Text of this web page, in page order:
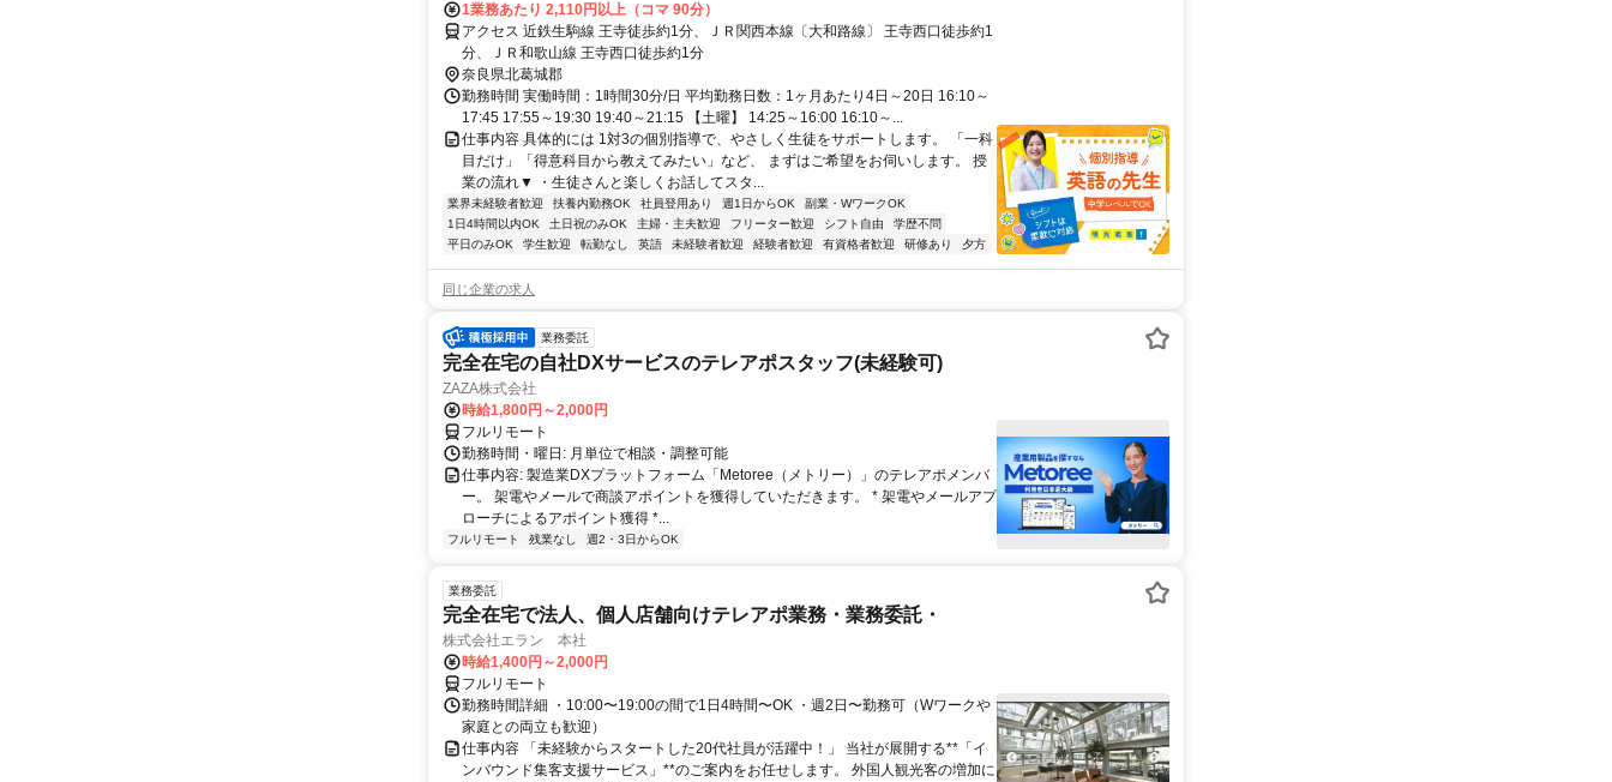
1業務あたり 2,110円以上（コマ 90分）
アクセス 近鉄生駒線 王寺徒歩約1分、ＪＲ関西本線〔大和路線〕 王寺西口徒歩約1
分、ＪＲ和歌山線 王寺西口徒歩約1分
奈良県北葛城郡
勤務時間 実働時間：1時間30分/日 平均勤務日数：1ヶ月あたり4日～20日 16:10～
17:45 17:55～19:30 19:40～21:15 【土曜】 14:25～16:00 16:10～...
仕事内容 具体的には 1対3の個別指導で、やさしく生徒をサポートします。 「一科
目だけ」「得意科目から教えてみたい」など、 まずはご希望をお伺いします。 授
業の流れ▼ ・生徒さんと楽しくお話してスタ...
業界未経験者歓迎 扶養内勤務OK 社員登用あり 週1日からOK
副業・WワークOK
1日4時間以内OK
土日祝のみOK 主婦・主夫歓迎 フリーター歓迎 シフト自由
学歴不問
平日のみOK
学生歓迎 転勤なし 英語 未経験者歓迎 経験者歓迎 有資格者歓迎 研修あり 夕方
同じ企業の求人
業務委託
完全在宅の自社DXサービスのテレアポスタッフ(未経験可)
ZAZA株式会社
時給1,800円～2,000円
フルリモート
勤務時間・曜日: 月単位で相談・調整可能
仕事内容: 製造業DXプラットフォーム「Metoree（メトリー）」のテレアポメンバ
ー。 架電やメールで商談アポイントを獲得していただきます。 * 架電やメールアプ
ローチによるアポイント獲得 *...
フルリモート 残業なし 週2・3日からOK
業務委託
完全在宅で法人、個人店舗向けテレアポ業務・業務委託・
株式会社エラン 本社
時給1,400円～2,000円
フルリモート
勤務時間詳細 ・10:00〜19:00の間で1日4時間〜OK ・週2日〜勤務可（Wワークや
家庭との両立も歓迎）
仕事内容 「未経験からスタートした20代社員が活躍中！」 当社が展開する**「イ
ンバウンド集客支援サービス」**のご案内をお任せします。 外国人観光客の増加に